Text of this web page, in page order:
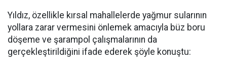
Yıldız, özellikle kırsal mahallelerde yağmur sularının
yollara zarar vermesini önlemek amacıyla büz boru
döşeme ve şarampol çalışmalarının da
gerçekleştirildiğini ifade ederek şöyle konuştu: